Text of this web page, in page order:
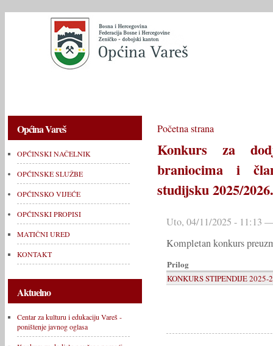
Općina Vareš
OPĆINSKI NAČELNIK
OPĆINSKE SLUŽBE
OPĆINSKO VIJEĆE
OPĆINSKI PROPISI
MATIČNI URED
KONTAKT
Aktuelno
Centar za kulturu i edukaciju Vareš -
poništenje javnog oglasa
Početna strana
Konkurs za
braniocima i
studijsku 2025/
Uto, 04/11/2025 - 11:13
Kompletan konkurs
Prilog
KONKURS STIPENDIJE 2025-